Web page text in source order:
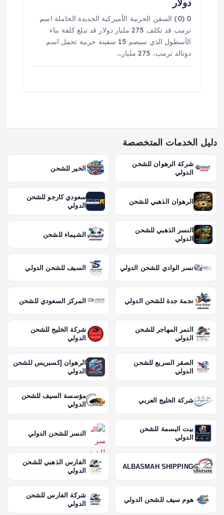
0 (0) السفن الحربية الأميركية الجديدة الحاملة اسم
ترمب قد تكلف 275 مليار دولار قد تبلغ كلفة بناء
الأسطول الذي سيضم 15 سفينة حربية تحمل اسم
دونالد ترمب، 275 مليار…
دليل الخدمات المتخصصة
شركة الرهوان للشحن
الدولي
الخير للشحن
الرهوان الذهبي للشحن
سعودي كارجو للشحن
الدولي
النسر الذهبي للشحن
الدولي
الشيماء للشحن
نسر الوادي للشحن الدولي السيف للشحن الدولي
نجمة جدة للشحن الدولي المركز السعودي للشحن
النمر المهاجر للشحن
الدولي
شركة الخليج للشحن
الدولي
الصقر السريع للشحن
الدولي
الرهوان إكسبريس للشحن
الدولي
شركة الخليج العربي
مؤسسة السيف للشحن
الدولي
بيت البسمة للشحن
الدولي
النسر للشحن الدولي
ALBASMAH SHIPPING
الفارس الذهبي للشحن
الدولي
هوم سيف للشحن الدولي
شركة الفارس للشحن
الدولي